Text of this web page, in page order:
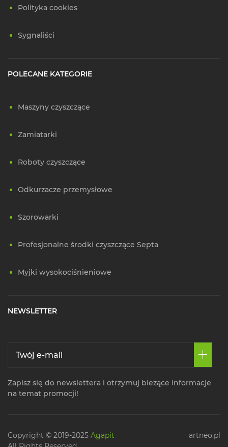
Polityka cookies
Sygnaliści
POLECANE KATEGORIE
Maszyny czyszczące
Zamiatarki
Roboty czyszczące
Odkurzacze przemysłowe
Szorowarki
Profesjonalne środki czyszczące Septa
Myjki wysokociśnieniowe
NEWSLETTER
Zapisz się do newslettera i otrzymuj bieżące informacje
na temat promocji!
Copyright © 2019-2025 Agapit
artneo.pl